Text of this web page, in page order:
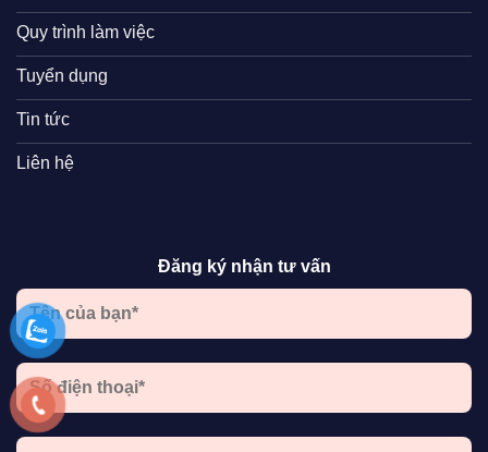
Quy trình làm việc
Tuyển dụng
Tin tức
Liên hệ
Đăng ký nhận tư vấn